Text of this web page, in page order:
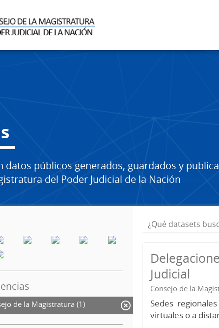
datos públicos generados, guardados y
del Poder Judicial de la Nación
de la Magistratura (1)
Judicial
Consejo de la
Sedes
virtuales o a